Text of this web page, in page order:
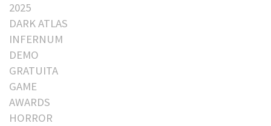
2025
DARK ATLAS
INFERNUM
DEMO
GRATUITA
GAME
AWARDS
HORROR